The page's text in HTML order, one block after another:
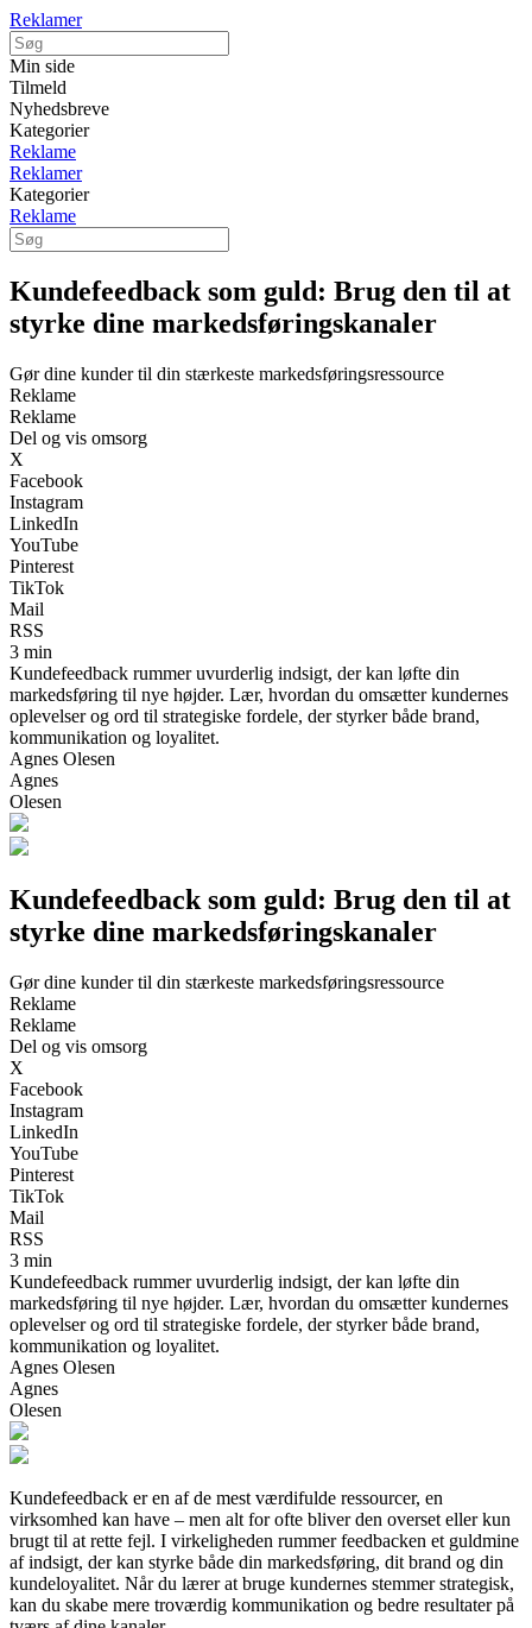
Reklamer
Min side
Tilmeld
Nyhedsbreve
Kategorier
Reklame
Reklamer
Kategorier
Reklame
Kundefeedback som guld: Brug den til at
styrke dine markedsføringskanaler
Gør dine kunder til din stærkeste markedsføringsressource
Reklame
Reklame
Del og vis omsorg
X
Facebook
Instagram
LinkedIn
YouTube
Pinterest
TikTok
Mail
RSS
3 min
Kundefeedback rummer uvurderlig indsigt, der kan løfte din
markedsføring til nye højder. Lær, hvordan du omsætter kundernes
oplevelser og ord til strategiske fordele, der styrker både brand,
kommunikation og loyalitet.
Agnes Olesen
Agnes
Olesen
Kundefeedback som guld: Brug den til at
styrke dine markedsføringskanaler
Gør dine kunder til din stærkeste markedsføringsressource
Reklame
Reklame
Del og vis omsorg
X
Facebook
Instagram
LinkedIn
YouTube
Pinterest
TikTok
Mail
RSS
3 min
Kundefeedback rummer uvurderlig indsigt, der kan løfte din
markedsføring til nye højder. Lær, hvordan du omsætter kundernes
oplevelser og ord til strategiske fordele, der styrker både brand,
kommunikation og loyalitet.
Agnes Olesen
Agnes
Olesen
Kundefeedback er en af de mest værdifulde ressourcer, en
virksomhed kan have – men alt for ofte bliver den overset eller kun
brugt til at rette fejl. I virkeligheden rummer feedbacken et guldmine
af indsigt, der kan styrke både din markedsføring, dit brand og din
kundeloyalitet. Når du lærer at bruge kundernes stemmer strategisk,
kan du skabe mere troværdig kommunikation og bedre resultater på